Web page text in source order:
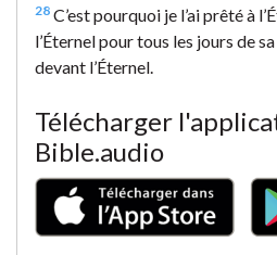
28 C’est pourquoi je l’ai prêté à
l’Éternel pour tous les jours de
devant l’Éternel.
Télécharger
Bible.audio